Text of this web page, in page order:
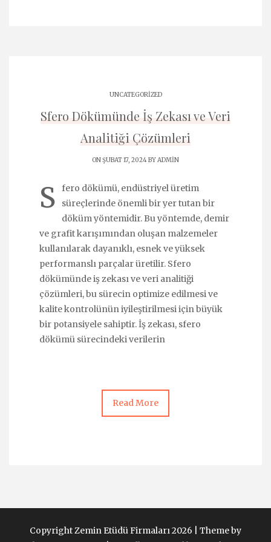
UNCATEGORIZED
Sfero Dökümünde İş Zekası ve Veri
Analitiği Çözümleri
ON ŞUBAT 17, 2024 BYADMIN
S
fero dökümü, endüstriyel üretim
süreçlerinde önemli bir yer tutan bir
döküm yöntemidir. Bu yöntemde, demir
ve grafit karışımından oluşan malzemeler
kullanılarak dayanıklı, esnek ve yüksek
performanslı parçalar üretilir. Sfero
dökümünde iş zekası ve veri analitiği
çözümleri, bu sürecin optimize edilmesi ve
kalite kontrolünün iyileştirilmesi için büyük
bir potansiyele sahiptir. İş zekası, sfero
dökümü sürecindeki verilerin
Read More
Copyright Zemin Etüdü Firmaları 2026 | Theme by